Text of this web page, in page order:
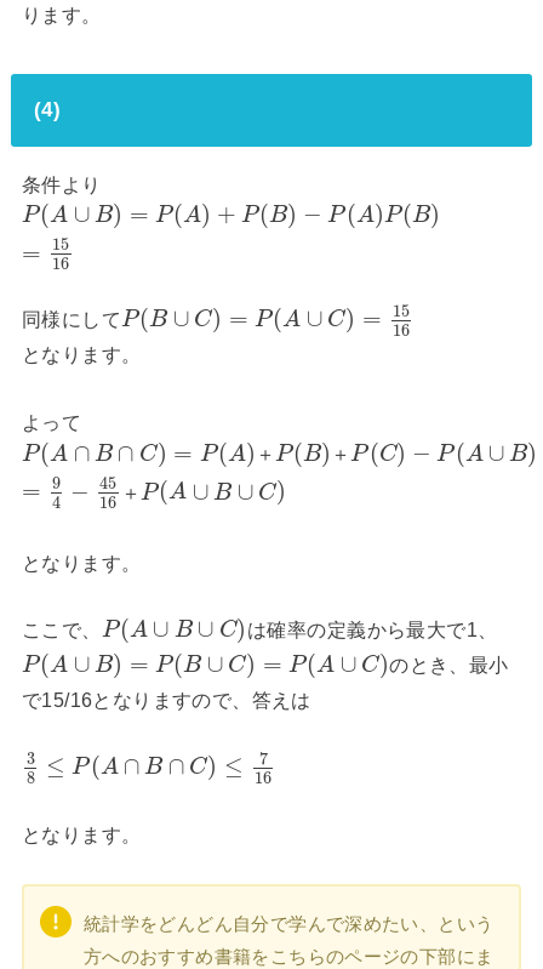
ります。
(4)
条件より
P (A ∪ B) = P (A) + P (B) − P (A)P(B)
=
15
16
同様にしてP (B ∪ C) = P (A ∪ C) =
15
16
となります。
よって
P (A ∩ B ∩ C) = P (A) ＋P (B) ＋P (C) − P (A ∪ B)
= 9
4 −
45
16 ＋ P (A ∪ B ∪ C)
となります。
ここで、 P(A ∪ B ∪ C) は確率の定義から最大で1、
P (A ∪ B) = P (B ∪ C) = P (A ∪ C)のとき、最小
で15/16となりますので、答えは
3
8
≤ P (A ∩ B ∩ C) ≤
7
16
となります。
統計学をどんどん自分で学んで深めたい、という
方へのおすすめ書籍をこちらのページの下部にま